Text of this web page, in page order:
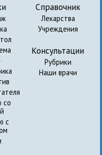
со
с
Справочник
Лекарства
Учреждения
Консультации
Рубрики
Наши врачи